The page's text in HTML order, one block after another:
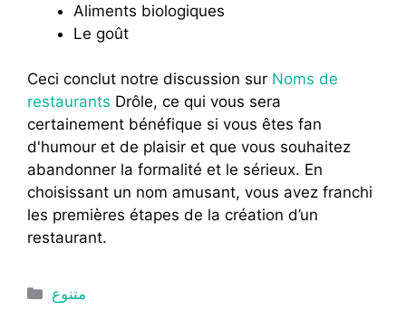
Aliments biologiques
Le goût
Ceci conclut notre discussion sur Noms de
restaurants Drôle, ce qui vous sera
certainement bénéfique si vous êtes fan
d'humour et de plaisir et que vous souhaitez
abandonner la formalité et le sérieux. En
choisissant un nom amusant, vous avez franchi
les premières étapes de la création d’un
restaurant.
Catégories
متنوع